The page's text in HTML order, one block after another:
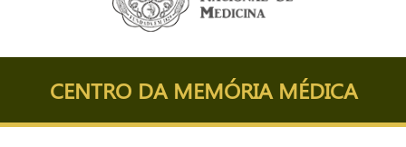
CENTRO DA MEMÓRIA MÉDICA